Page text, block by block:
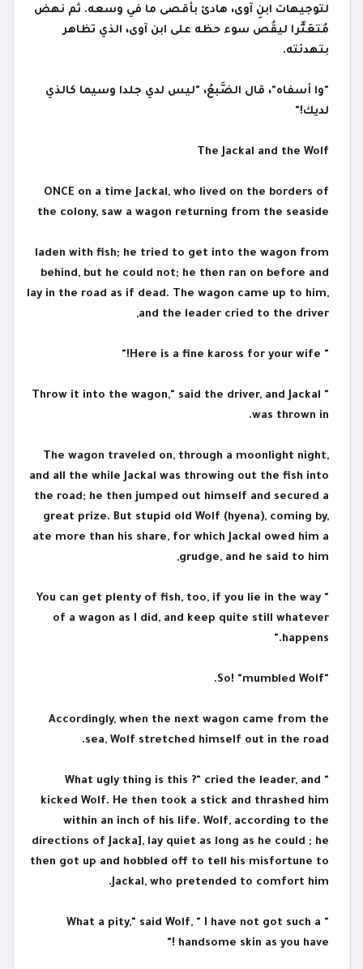
لتوجيهات ابنِ آوى، هادئ بأقصى ما في وسعه. ثم نهض
مُتعَثِّرا ليقُص سوء حظه على ابن آوى، الذي تظاهر
بتهدئته.
"وا أسفاه"، قال الضَّبعُ، "ليس لدي جلدا وسيما كالذي
لديك!"
The Jackal and the Wolf
ONCE on a time Jackal, who lived on the borders of
the colony, saw a wagon returning from the seaside
laden with fish; he tried to get into the wagon from
behind, but he could not; he then ran on before and
lay in the road as if dead. The wagon came up to him,
and the leader cried to the driver,
" Here is a fine kaross for your wife!"
" Throw it into the wagon," said the driver, and Jackal
was thrown in.
The wagon traveled on, through a moonlight night,
and all the while Jackal was throwing out the fish into
the road; he then jumped out himself and secured a
great prize. But stupid old Wolf (hyena), coming by,
ate more than his share, for which Jackal owed him a
grudge, and he said to him,
" You can get plenty of fish, too, if you lie in the way
of a wagon as I did, and keep quite still whatever
happens."
"So! "mumbled Wolf.
Accordingly, when the next wagon came from the
sea, Wolf stretched himself out in the road.
" What ugly thing is this ?" cried the leader, and
kicked Wolf. He then took a stick and thrashed him
within an inch of his life. Wolf, according to the
directions of Jacka], lay quiet as long as he could ; he
then got up and hobbled off to tell his misfortune to
Jackal, who pretended to comfort him.
" What a pity," said Wolf, " I have not got such a
handsome skin as you have !"